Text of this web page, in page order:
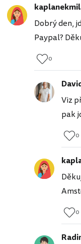
Dobrý den,
Paypal?
0
Viz
pak
0
0